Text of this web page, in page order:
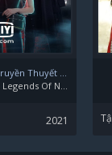
Hu Shi Wen
Người Lái Đò: Truyền Thuyết Nam Dương
The Ferryman: Legends Of Nanyang
2021